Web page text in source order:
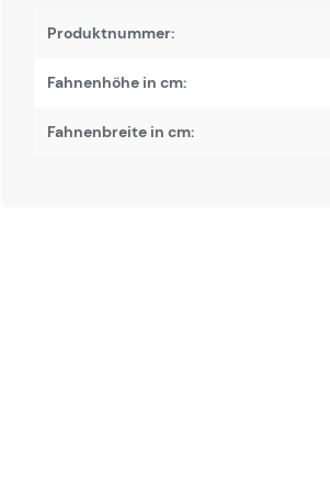
Produktnummer:
Fahnenhöhe in cm:
Fahnenbreite in cm: